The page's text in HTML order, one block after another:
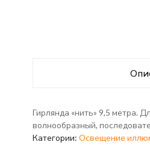
Гирлянда «нить» 9,5 метра.
волнообразный,
Категории: Освещение